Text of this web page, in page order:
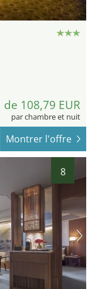
de 108,79 EUR
par chambre et nuit
Montrer l'offre
8